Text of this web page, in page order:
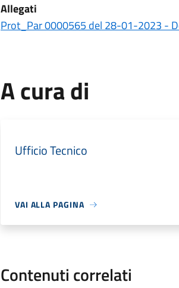
Allegati
Prot_Par 0000565 del 28-01-2023 -
A cura di
Ufficio Tecnico
VAI ALLA PAGINA
Contenuti correlati